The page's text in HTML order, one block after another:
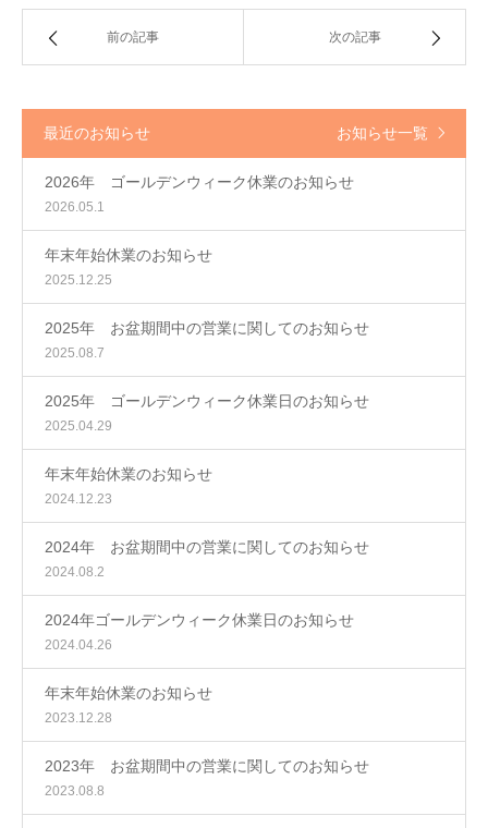
前の記事 次の記事
最近のお知らせ お知らせ一覧
2026年 ゴールデンウィーク休業のお知らせ
2026.05.1
年末年始休業のお知らせ
2025.12.25
2025年 お盆期間中の営業に関してのお知らせ
2025.08.7
2025年 ゴールデンウィーク休業日のお知らせ
2025.04.29
年末年始休業のお知らせ
2024.12.23
2024年 お盆期間中の営業に関してのお知らせ
2024.08.2
2024年ゴールデンウィーク休業日のお知らせ
2024.04.26
年末年始休業のお知らせ
2023.12.28
2023年 お盆期間中の営業に関してのお知らせ
2023.08.8